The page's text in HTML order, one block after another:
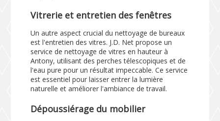
Vitrerie et entretien des fenêtres
Un autre aspect crucial du nettoyage de bureaux
est l'entretien des vitres. J.D. Net propose un
service de nettoyage de vitres en hauteur à
Antony, utilisant des perches télescopiques et de
l'eau pure pour un résultat impeccable. Ce service
est essentiel pour laisser entrer la lumière
naturelle et améliorer l'ambiance de travail.
Dépoussiérage du mobilier